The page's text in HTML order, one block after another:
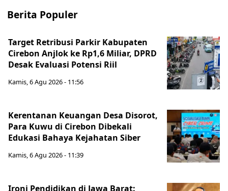
Berita Populer
Target Retribusi Parkir Kabupaten
Cirebon Anjlok ke Rp1,6 Miliar, DPRD
Desak Evaluasi Potensi Riil
Kamis, 6 Agu 2026 - 11:56
Kerentanan Keuangan Desa Disorot,
Para Kuwu di Cirebon Dibekali
Edukasi Bahaya Kejahatan Siber
Kamis, 6 Agu 2026 - 11:39
Ironi Pendidikan di Jawa Barat: